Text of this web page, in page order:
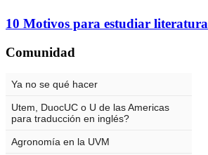
10 Motivos para estudiar literatura
Comunidad